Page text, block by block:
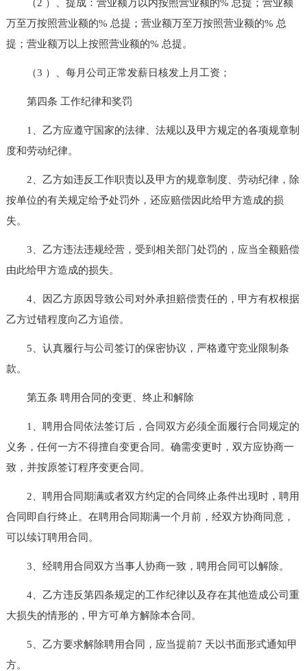
（2 ）、提成：营业额万以内按照营业额的% 总提；营业额
万至万按照营业额的% 总提；营业额万至万按照营业额的% 总
提；营业额万以上按照营业额的% 总提。
（3 ）、每月公司正常发薪日核发上月工资；
第四条 工作纪律和奖罚
1、乙方应遵守国家的法律、法规以及甲方规定的各项规章制
度和劳动纪律。
2、乙方如违反工作职责以及甲方的规章制度、劳动纪律，除
按单位的有关规定给予处罚外，还应赔偿因此给甲方造成的损
失。
3、乙方违法违规经营，受到相关部门处罚的，应当全额赔偿
由此给甲方造成的损失。
4、因乙方原因导致公司对外承担赔偿责任的，甲方有权根据
乙方过错程度向乙方追偿。
5、认真履行与公司签订的保密协议，严格遵守竞业限制条
款。
第五条 聘用合同的变更、终止和解除
1、聘用合同依法签订后，合同双方必须全面履行合同规定的
义务，任何一方不得擅自变更合同。确需变更时，双方应协商一
致，并按原签订程序变更合同。
2、聘用合同期满或者双方约定的合同终止条件出现时，聘用
合同即自行终止。在聘用合同期满一个月前，经双方协商同意，
可以续订聘用合同。
3、经聘用合同双方当事人协商一致，聘用合同可以解除。
4、乙方违反第四条规定的工作纪律以及存在其他造成公司重
大损失的情形的，甲方可单方解除本合同。
5、乙方要求解除聘用合同，应当提前7 天以书面形式通知甲
方。